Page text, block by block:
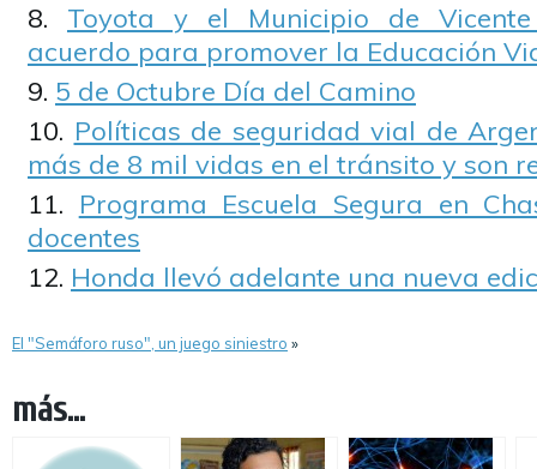
Toyota y el Municipio de
acuerdo para promover la Educación
5 de Octubre Día del Camino
Políticas de seguridad vial de
más de 8 mil vidas en el tránsito y son
Programa Escuela Segura en
docentes
Honda llevó adelante una nueva
El "Semáforo ruso", un juego siniestro »
más...